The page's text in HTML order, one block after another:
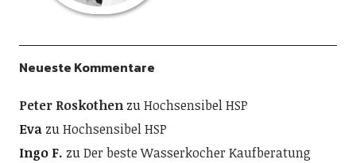
Neueste Kommentare
Peter RoskothenzuHochsensibel HSP
EvazuHochsensibel HSP
Ingo F. zuDer beste Wasserkocher Kaufberatung